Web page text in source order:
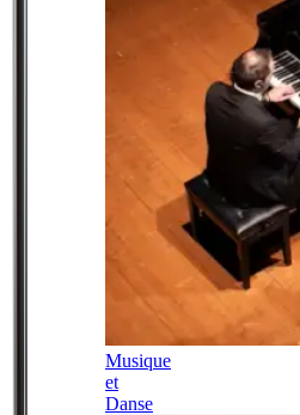
Musique
et
Danse